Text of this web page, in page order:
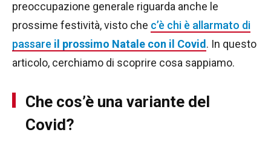
preoccupazione generale riguarda anche le
prossime festività, visto che c’è chi è allarmato di
passare il prossimo Natale con il Covid . In questo
articolo, cerchiamo di scoprire cosa sappiamo.
Che cos’è una variante del
Covid?